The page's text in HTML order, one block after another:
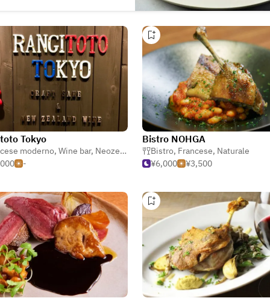
Tokyo
moderno, Wine bar, Neozelandese
-
Bistro NOHGA
Bistro, Francese, Naturale
¥6,000
¥3,500